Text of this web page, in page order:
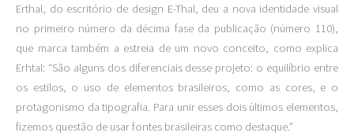
Erthal, do escritório de design E-Thal, deu a nova identidade visual
no primeiro número da décima fase da publicação (número 110),
que marca também a estreia de um novo conceito, como explica
Erhtal: “São alguns dos diferenciais desse projeto: o equilíbrio entre
os estilos, o uso de elementos brasileiros, como as cores, e o
protagonismo da tipografia. Para unir esses dois últimos elementos,
fizemos questão de usar fontes brasileiras como destaque.”